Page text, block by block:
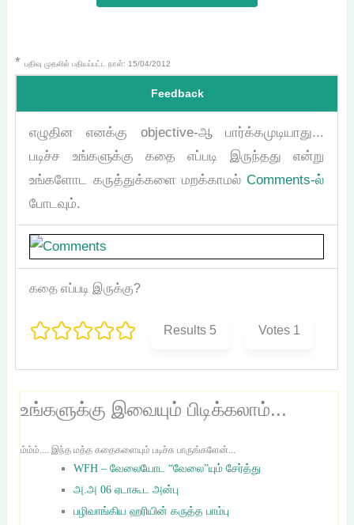
*பதிவு முதலில் பதியப்பட்ட நாள்: 15/04/2012
Feedback
எழுதின எனக்கு objective-ஆ பார்க்கமுடியாது...
படிச்ச உங்களுக்கு கதை எப்படி இருந்தது என்று
உங்களோட கருத்துக்களை மறக்காமல்Comments-ல்
போடவும்.
கதை எப்படி இருக்கு?
Results 5 Votes 1
உங்களுக்கு இவையும் பிடிக்கலாம்...
ம்ம்ம்.... இந்த மத்த கதைகளையும் படிச்சு பாருங்களேன்...
WFH – வேலையோட “வேலை”யும் சேர்த்து
அ.அ 06 ஏடாகூட அன்பு
பழிவாங்கிய ஹரியின் கருத்த பாம்பு